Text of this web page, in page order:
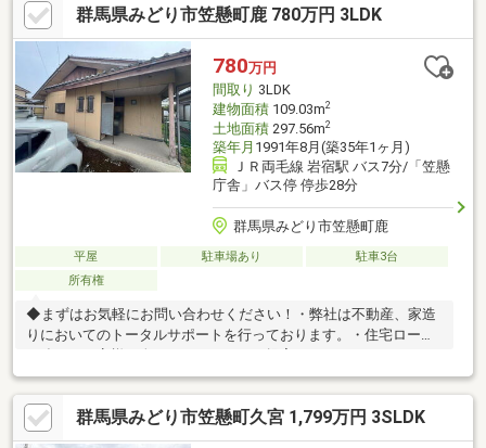
オウチ探しも、リフォームも一緒に相談できます！＼弊社には、
『きつね隊』・『ゴリラ隊』という無料かけつけサービスの仕組
みが、整っています♪／住んでからのお家トラブル、緊急対応も承
っております♪お家のこと、すべて木ノ葉プランニングにお任せく
ださい＾＾
群馬県みどり市笠懸町鹿 780万円 3LDK
780万円
間取り 3LDK
建物面積109.03m2
土地面積297.56m2
築年月 1991年8月(築35年1ヶ月)
ＪＲ両毛線 岩宿駅 バス7分/「笠懸
庁舎」バス停 停歩28分
群馬県みどり市笠懸町鹿
平屋 駐車場あり
駐車3台
所有権
◆まずはお気軽にお問い合わせください！・弊社は不動産、家造
りにおいてのトータルサポートを行っております。・住宅ローン
す。・スタッフ一同、誠心誠意ご対応させていただきます！◆経
験知識が豊富なスタッフが在籍！迅速な対応を心掛けておりま
す。・お問合せを受けてから即日ご対応をさせていただきま
す。・その他物件情報も多数ございます！お気軽にお問い合わせ
群馬県みどり市笠懸町久宮 1,799万円 3SLDK